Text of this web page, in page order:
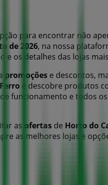
para encontrar não
de 2026, na nossa
e os detalhes das lojas
promoções e descontos,
e descobre produtos
de funcionamento e
as ofertas de Horto do
as melhores lojas e